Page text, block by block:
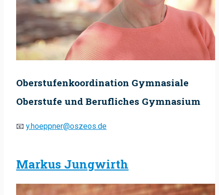
Oberstufenkoordination Gymnasiale
Oberstufe und Berufliches Gymnasium
📧 y.hoeppner@oszeos.de
Markus Jungwirth